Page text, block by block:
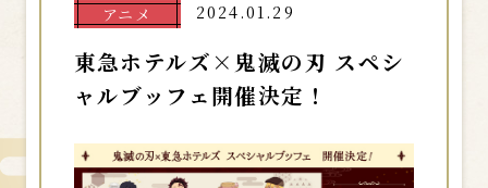
アニメ 2024.01.29
東急ホテルズ×鬼滅の刃 スペシ
ャルブッフェ開催決定！